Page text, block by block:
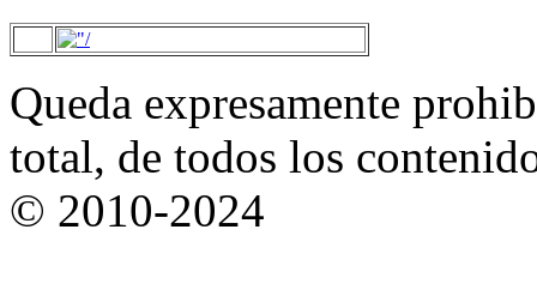
Queda expresamente
total, de todos los
© 2010-2024